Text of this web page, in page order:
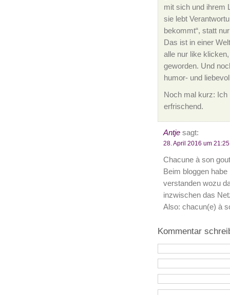
mit sich und ihrem
sie lebt
bekommt“, statt
Das ist in einer
alle nur like
geworden. Und
humor- und
Noch mal kurz: Ich
erfrischend.
Antjesagt:
28. April 2016 um 21:25
Chacune à son
Beim bloggen
verstanden wozu
inzwischen das
Also: chacun(e) à
Kommentar